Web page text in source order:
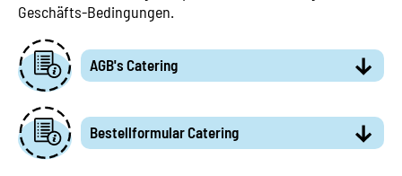
Geschäfts-Bedingungen.
AGB's Catering
Bestellformular Catering